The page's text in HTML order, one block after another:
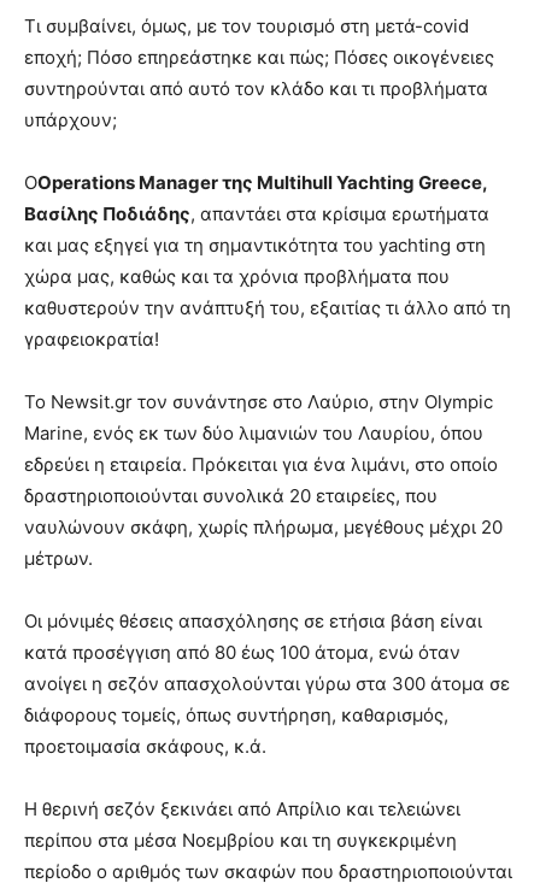
Τι συμβαίνει, όμως, με τον τουρισμό στη μετά-covid
εποχή; Πόσο επηρεάστηκε και πώς; Πόσες οικογένειες
συντηρούνται από αυτό τον κλάδο και τι προβλήματα
υπάρχουν;
ΟOperations Manager της Multihull Yachting Greece,
Βασίλης Ποδιάδης, απαντάει στα κρίσιμα ερωτήματα
και μας εξηγεί για τη σημαντικότητα του yachting στη
χώρα μας, καθώς και τα χρόνια προβλήματα που
καθυστερούν την ανάπτυξή του, εξαιτίας τι άλλο από τη
γραφειοκρατία!
Το Newsit.gr τον συνάντησε στο Λαύριο, στην Olympic
Marine, ενός εκ των δύο λιμανιών του Λαυρίου, όπου
εδρεύει η εταιρεία. Πρόκειται για ένα λιμάνι, στο οποίο
δραστηριοποιούνται συνολικά 20 εταιρείες, που
ναυλώνουν σκάφη, χωρίς πλήρωμα, μεγέθους μέχρι 20
μέτρων.
Οι μόνιμές θέσεις απασχόλησης σε ετήσια βάση είναι
κατά προσέγγιση από 80 έως 100 άτομα, ενώ όταν
ανοίγει η σεζόν απασχολούνται γύρω στα 300 άτομα σε
διάφορους τομείς, όπως συντήρηση, καθαρισμός,
προετοιμασία σκάφους, κ.ά.
Η θερινή σεζόν ξεκινάει από Απρίλιο και τελειώνει
περίπου στα μέσα Νοεμβρίου και τη συγκεκριμένη
περίοδο ο αριθμός των σκαφών που δραστηριοποιούνται